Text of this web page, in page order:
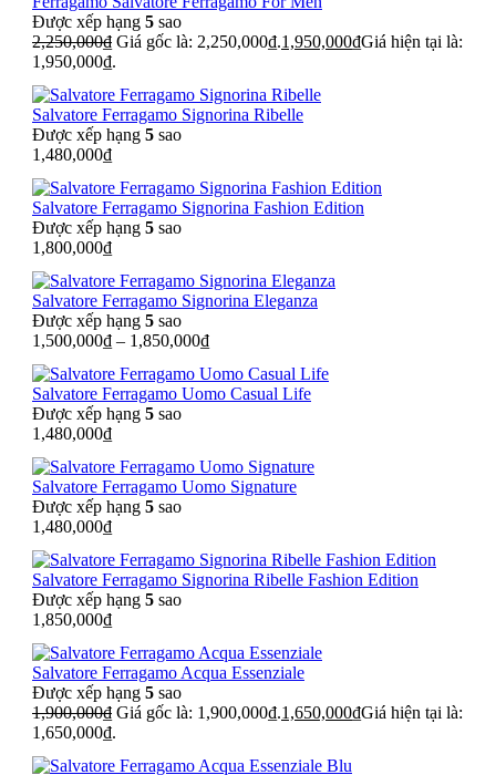
Được xếp hạng 5 sao
2,250,000₫ Giá gốc là: 2,250,000₫.1,950,000₫Giá hiện tại là:
1,950,000₫.
Salvatore Ferragamo Signorina Ribelle
Được xếp hạng 5 sao
1,480,000₫
Salvatore Ferragamo Signorina Fashion Edition
Được xếp hạng 5 sao
1,800,000₫
Salvatore Ferragamo Signorina Eleganza
Được xếp hạng 5 sao
1,500,000₫ – 1,850,000₫
Salvatore Ferragamo Uomo Casual Life
Được xếp hạng 5 sao
1,480,000₫
Salvatore Ferragamo Uomo Signature
Được xếp hạng 5 sao
1,480,000₫
Salvatore Ferragamo Signorina Ribelle Fashion Edition
Được xếp hạng 5 sao
1,850,000₫
Salvatore Ferragamo Acqua Essenziale
Được xếp hạng 5 sao
1,900,000₫ Giá gốc là: 1,900,000₫.1,650,000₫Giá hiện tại là:
1,650,000₫.